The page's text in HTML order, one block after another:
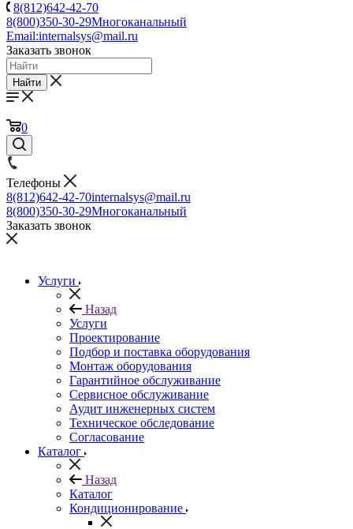
8(812)642-42-70
8(800)350-30-29Многоканальный
Email:internalsys@mail.ru
Заказать звонок
Найти
0
Телефоны
8(812)642-42-70internalsys@mail.ru
8(800)350-30-29Многоканальный
Заказать звонок
Услуги
Назад
Услуги
Проектирование
Подбор и поставка оборудования
Монтаж оборудования
Гарантийное обслуживание
Сервисное обслуживание
Аудит инженерных систем
Техническое обследование
Согласование
Каталог
Назад
Каталог
Кондиционирование